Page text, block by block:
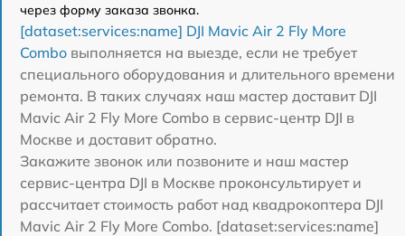
через форму заказа звонка.
[dataset:services:name] DJI Mavic Air 2 Fly More
Combo выполняется на выезде, если не требует
специального оборудования и длительного времени
ремонта. В таких случаях наш мастер доставит DJI
Mavic Air 2 Fly More Combo в сервис-центр DJI в
Москве и доставит обратно.
Закажите звонок или позвоните и наш мастер
сервис-центра DJI в Москве проконсультирует и
рассчитает стоимость работ над квадрокоптера DJI
Mavic Air 2 Fly More Combo. [dataset:services:name]